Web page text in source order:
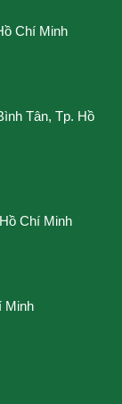
Chí Minh
Tân, Tp. Hồ
Chí Minh
Minh